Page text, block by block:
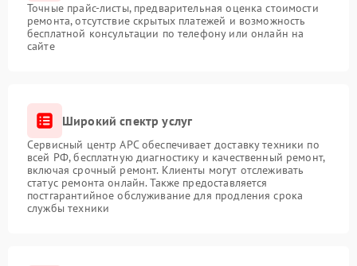
Точные прайс-листы, предварительная оценка стоимости
ремонта, отсутствие скрытых платежей и возможность
бесплатной консультации по телефону или онлайн на
сайте
Широкий спектр услуг
Сервисный центр APC обеспечивает доставку техники по
всей РФ, бесплатную диагностику и качественный ремонт,
включая срочный ремонт. Клиенты могут отслеживать
статус ремонта онлайн. Также предоставляется
постгарантийное обслуживание для продления срока
службы техники